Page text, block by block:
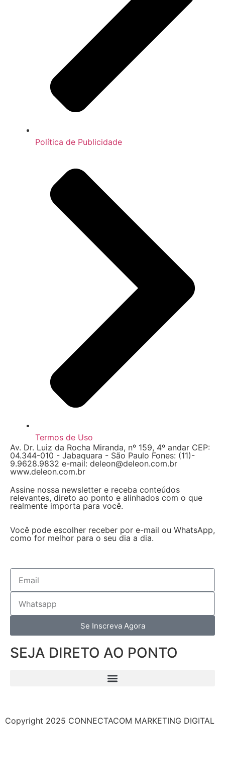
Política de Publicidade
Termos de Uso
Av. Dr. Luiz da Rocha Miranda, nº 159, 4º andar CEP:
04.344-010 - Jabaquara - São Paulo Fones: (11)-
9.9628.9832 e-mail: deleon@deleon.com.br
www.deleon.com.br
Assine nossa newsletter e receba conteúdos
relevantes, direto ao ponto e alinhados com o que
realmente importa para você.
Você pode escolher receber por e-mail ou WhatsApp,
como for melhor para o seu dia a dia.
Se Inscreva Agora
SEJA DIRETO AO PONTO
Copyright 2025 CONNECTACOM MARKETING DIGITAL